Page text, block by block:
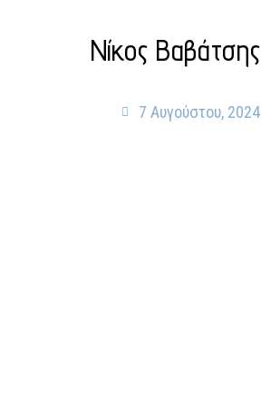
Νίκος Βαβάτσης
7 Αυγούστου, 2024